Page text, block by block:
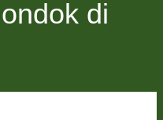
di